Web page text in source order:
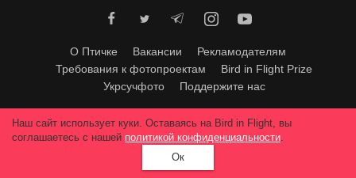
О Птичке Вакансии
Рекламодателям
Требования к фотопроектам
Bird in Flight Prize
Укрсучфото
Поддержите нас
Любое использование материалов допускается только с согласия
редакции.© 2026, Bird In Flight.
Все права защищены.
Наш сайт использует куки. Оставаясь на Bird in Flight, вы
соглашаетесь с нашей политикой конфиденциальности.
Ок